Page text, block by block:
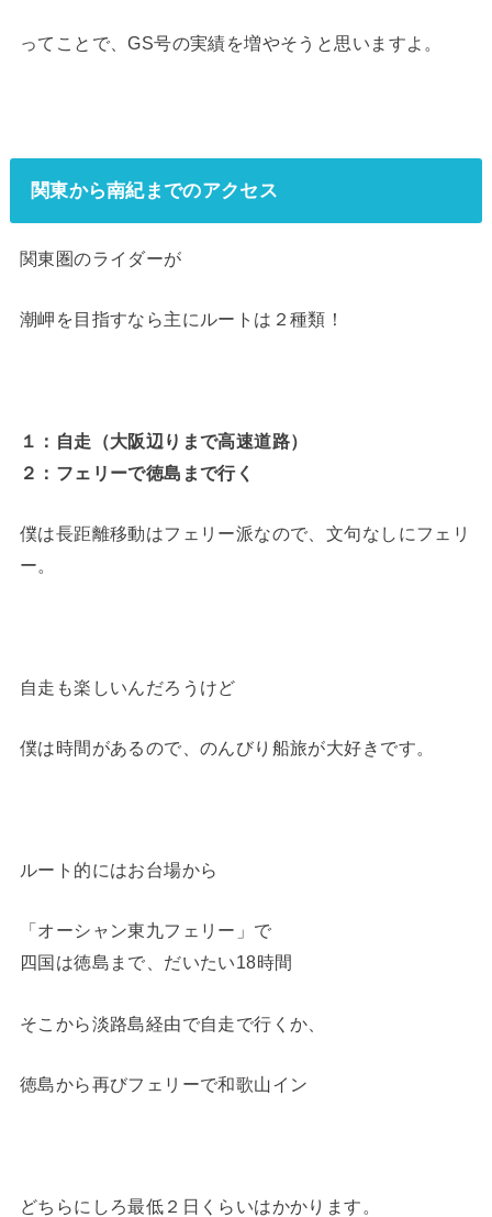
ってことで、GS号の実績を増やそうと思いますよ。
関東から南紀までのアクセス
関東圏のライダーが
潮岬を目指すなら主にルートは２種類！
１：自走（大阪辺りまで高速道路）
２：フェリーで徳島まで行く
僕は長距離移動はフェリー派なので、文句なしにフェリ
ー。
自走も楽しいんだろうけど
僕は時間があるので、のんびり船旅が大好きです。
ルート的にはお台場から
「オーシャン東九フェリー」で
四国は徳島まで、だいたい18時間
そこから淡路島経由で自走で行くか、
徳島から再びフェリーで和歌山イン
どちらにしろ最低２日くらいはかかります。